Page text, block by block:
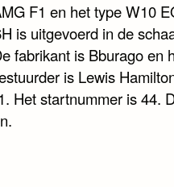
F1 en het type W10
is uitgevoerd in de
fabrikant is Bburago en
is Lewis
Het startnummer is 44.